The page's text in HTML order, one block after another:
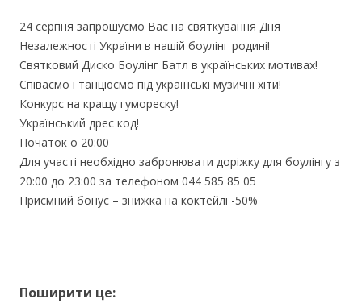
24 серпня запрошуємо Вас на святкування Дня
Незалежності України в нашій боулінг родині!
Святковий Диско Боулінг Батл в українських мотивах!
Співаємо і танцюємо під українські музичні хіти!
Конкурс на кращу гумореску!
Український дрес код!
Початок о 20:00
Для участі необхідно забронювати доріжку для боулінгу з
20:00 до 23:00 за телефоном 044 585 85 05
Приємний бонус – знижка на коктейлі -50%
Поширити це: